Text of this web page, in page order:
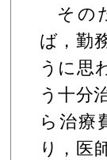
その
ば，勤
うに思
う十分
ら治療
り，医